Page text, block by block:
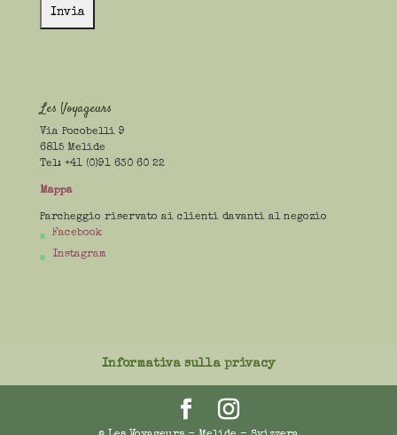
Les Voyageurs
Via Pocobelli 9
6815 Melide
Tel: +41 (0)91 630 60 22
Mappa
Parcheggio riservato ai clienti davanti al negozio
Facebook
Instagram
Informativa sulla privacy